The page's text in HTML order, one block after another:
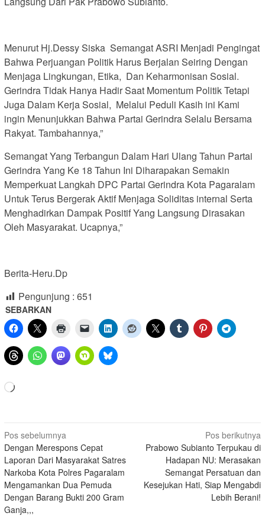
Menurut Hj.Dessy Siska Semangat ASRI Menjadi Pengingat
Bahwa Perjuangan Politik Harus Berjalan Seiring Dengan
Menjaga Lingkungan, Etika, Dan Keharmonisan Sosial.
Gerindra Tidak Hanya Hadir Saat Momentum Politik Tetapi
Juga Dalam Kerja Sosial, Melalui Peduli Kasih ini Kami
ingin Menunjukkan Bahwa Partai Gerindra Selalu Bersama
Rakyat. Tambahannya,”
Semangat Yang Terbangun Dalam Hari Ulang Tahun Partai
Gerindra Yang Ke 18 Tahun Ini Diharapakan Semakin
Memperkuat Langkah DPC Partai Gerindra Kota Pagaralam
Untuk Terus Bergerak Aktif Menjaga Soliditas internal Serta
Menghadirkan Dampak Positif Yang Langsung Dirasakan
Oleh Masyarakat. Ucapnya,”
Berita-Heru.Dp
Pengunjung : 651
SEBARKAN
Navigasi
pos
Pos sebelumnya
Dengan Merespons Cepat
Laporan Dari Masyarakat Satres
Narkoba Kota Polres Pagaralam
Mengamankan Dua Pemuda
Dengan Barang Bukti 200 Gram
Ganja,,,
Pos berikutnya
Prabowo Subianto Terpukau di
Hadapan NU: Merasakan
Semangat Persatuan dan
Kesejukan Hati, Siap Mengabdi
Lebih Berani!